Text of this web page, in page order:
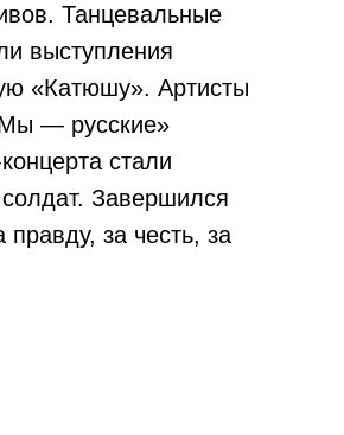
Танцевальные
выступления
«Катюшу». Артисты
— русские»
стали
Завершился
за честь, за